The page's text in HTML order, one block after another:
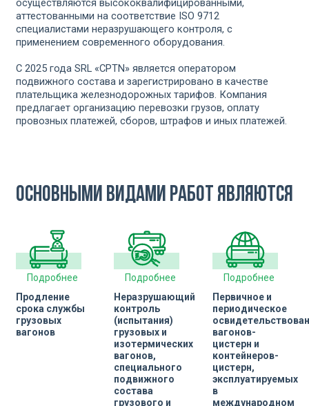
осуществляются высококвалифицированными,
аттестованными на соответствие ISO 9712
специалистами неразрушающего контроля, с
применением современного оборудования.
С 2025 года SRL «CPTN» является оператором
подвижного состава и зарегистрировано в качестве
плательщика железнодорожных тарифов. Компания
предлагает организацию перевозки грузов, оплату
провозных платежей, сборов, штрафов и иных платежей.
Основными видами работ являются
Подробнее
Продление
срока службы
грузовых
вагонов
Подробнее
Неразрушающий
контроль
(испытания)
грузовых и
изотермических
вагонов,
специального
подвижного
состава
грузового и
Подробнее
Первичное и
периодическое
вагонов-
цистерн и
контейнеров-
цистерн,
эксплуатируемых
в
международном